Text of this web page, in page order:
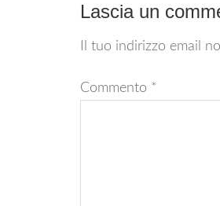
Lascia un
Il tuo indirizzo email
Commento *